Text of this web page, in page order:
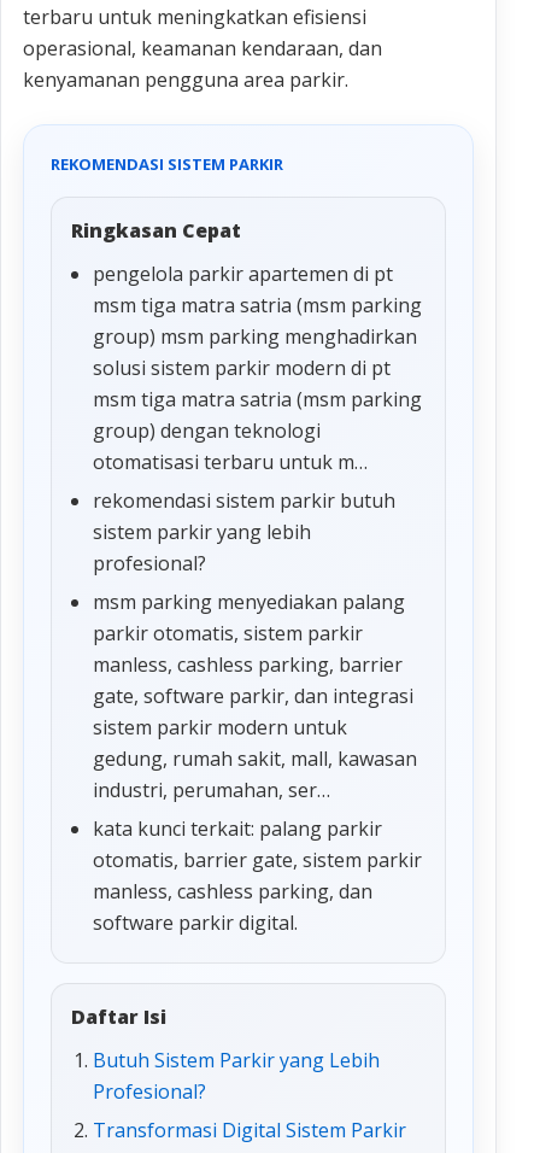
terbaru untuk meningkatkan efisiensi
operasional, keamanan kendaraan, dan
kenyamanan pengguna area parkir.
REKOMENDASI SISTEM PARKIR
Ringkasan Cepat
pengelola parkir apartemen di pt
msm tiga matra satria (msm parking
group) msm parking menghadirkan
solusi sistem parkir modern di pt
msm tiga matra satria (msm parking
group) dengan teknologi
otomatisasi terbaru untuk m…
rekomendasi sistem parkir butuh
sistem parkir yang lebih
profesional?
msm parking menyediakan palang
parkir otomatis, sistem parkir
manless, cashless parking, barrier
gate, software parkir, dan integrasi
sistem parkir modern untuk
gedung, rumah sakit, mall, kawasan
industri, perumahan, ser…
kata kunci terkait: palang parkir
otomatis, barrier gate, sistem parkir
manless, cashless parking, dan
software parkir digital.
Daftar Isi
Butuh Sistem Parkir yang Lebih
Profesional?
Transformasi Digital Sistem Parkir